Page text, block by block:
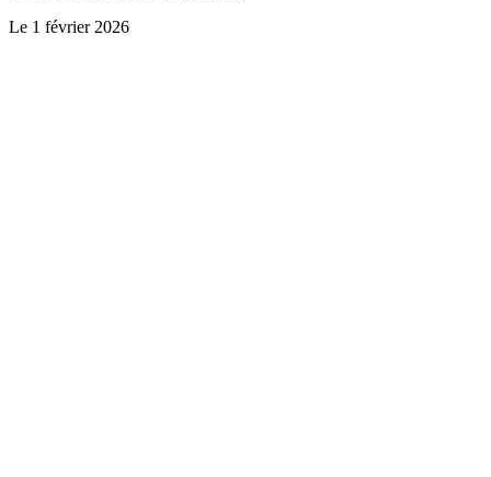
Le 1 février 2026